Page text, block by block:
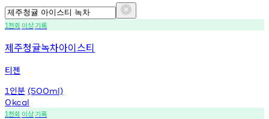
1천회 이상기록
제주청귤녹차아이스티
티젠
1 인분 (500ml)
0kcal
1천회 이상기록